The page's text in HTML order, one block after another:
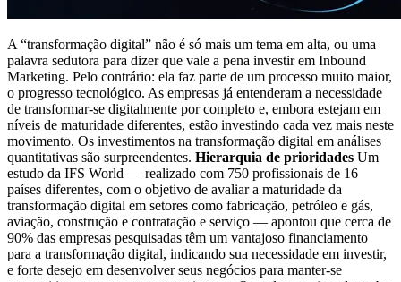
A “transformação digital” não é só mais um tema em alta, ou uma
palavra sedutora para dizer que vale a pena investir em Inbound
Marketing. Pelo contrário: ela faz parte de um processo muito maior,
o progresso tecnológico. As empresas já entenderam a necessidade
de transformar-se digitalmente por completo e, embora estejam em
níveis de maturidade diferentes, estão investindo cada vez mais neste
movimento. Os investimentos na transformação digital em análises
quantitativas são surpreendentes. Hierarquia de prioridades Um
estudo da IFS World — realizado com 750 profissionais de 16
países diferentes, com o objetivo de avaliar a maturidade da
transformação digital em setores como fabricação, petróleo e gás,
aviação, construção e contratação e serviço — apontou que cerca de
90% das empresas pesquisadas têm um vantajoso financiamento
para a transformação digital, indicando sua necessidade em investir,
e forte desejo em desenvolver seus negócios para manter-se